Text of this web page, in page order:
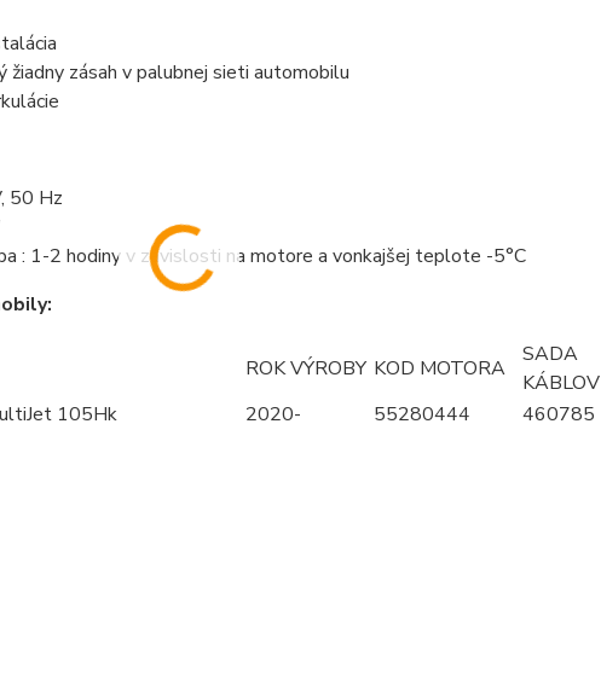
žiadny zásah v palubnej sieti automobilu
50 Hz
: 1-2 hodiny v závislosti na motore a vonkajšej teplote -5°C
ROK VÝROBY KOD MOTORA
SADA
KÁBLOV
105Hk
2020- 55280444 460785